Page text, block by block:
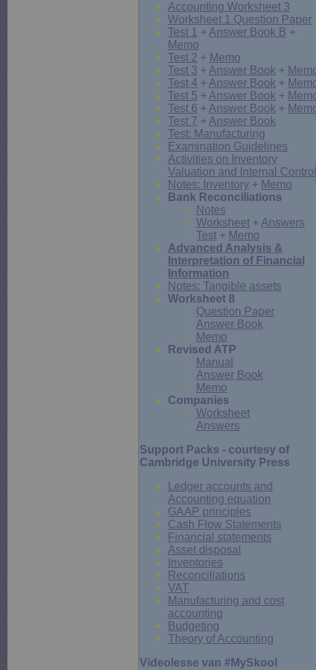
Accounting Worksheet 3
Worksheet 1 Question Paper
Test 1 + Answer Book B +
Memo
Test 2 + Memo
Test 3 + Answer Book +
Test 4 + Answer Book +
Test 5 + Answer Book +
Test 6 + Answer Book +
Test 7 + Answer Book
Test: Manufacturing
Examination Guidelines
Activities on Inventory
Valuation and Internal Control
Notes: Inventory + Memo
Bank Reconciliations
Notes
Worksheet + Answers
Test + Memo
Advanced Analysis &
Interpretation of Financial
Information
Notes: Tangible assets
Worksheet 8
Question Paper
Answer Book
Memo
Revised ATP
Manual
Answer Book
Memo
Companies
Worksheet
Answers
Support Packs - courtesy of
Cambridge University Press
Ledger accounts and
Accounting equation
GAAP principles
Cash Flow Statements
Financial statements
Asset disposal
Inventories
Reconciliations
VAT
Manufacturing and cost
accounting
Budgeting
Theory of Accounting
Videolesse van #MySkool